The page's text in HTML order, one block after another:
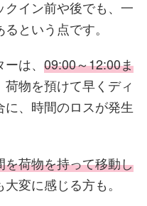
イン前や後でも、一
という点です。
は、 09:00～12:00ま
物を預けて早くディ
、時間のロスが発生
荷物を持って移動し
変に感じる方も。